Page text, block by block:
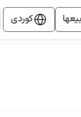
بيعها کوردی